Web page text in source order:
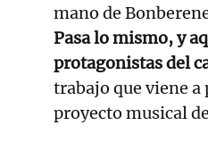
mano de
Pasa lo mismo, y
protagonistas del
trabajo que viene a
proyecto musical